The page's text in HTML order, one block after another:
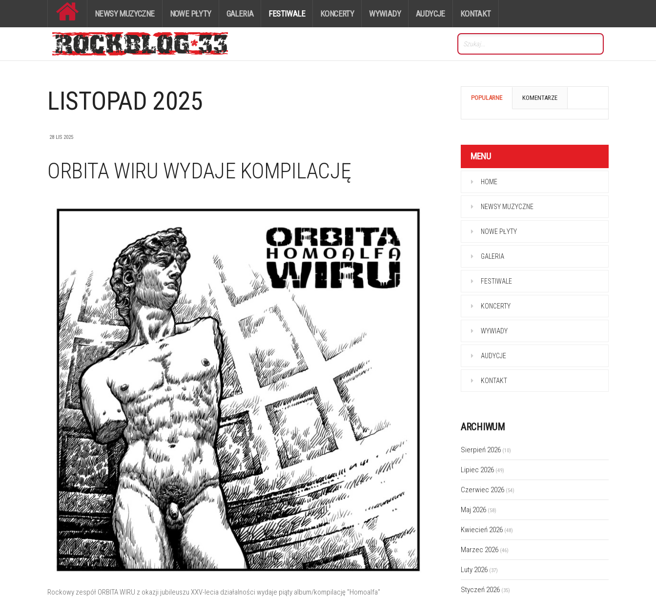
NEWSY MUZYCZNE NOWE PŁYTY GALERIA FESTIWALE KONCERTY WYWIADY AUDYCJE KONTAKT
LISTOPAD 2025
28 LIS 2025
ORBITA WIRU WYDAJE KOMPILACJĘ
Rockowy zespół ORBITA WIRU z okazji jubileuszu XXV-lecia działalności wydaje piąty album/kompilację "Homoalfa"
POPULARNE KOMENTARZE
MENU
HOME
NEWSY MUZYCZNE
NOWE PŁYTY
GALERIA
FESTIWALE
KONCERTY
WYWIADY
AUDYCJE
KONTAKT
ARCHIWUM
Sierpień 2026 (10)
Lipiec 2026 (49)
Czerwiec 2026 (54)
Maj 2026 (58)
Kwiecień 2026 (48)
Marzec 2026 (46)
Luty 2026 (37)
Styczeń 2026 (35)